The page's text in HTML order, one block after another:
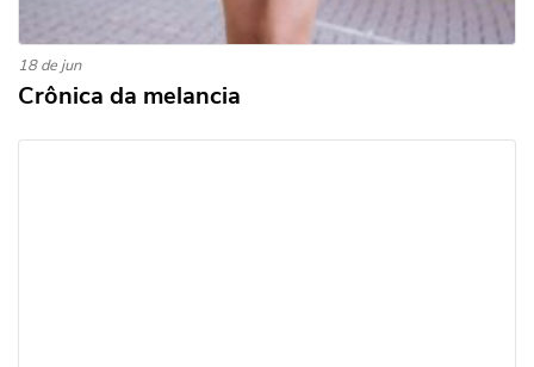
18 de jun
Crônica da melancia